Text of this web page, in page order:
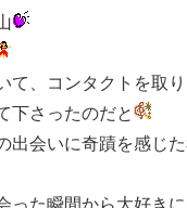
て、コンタクトを取
下さったのだと
出会いに奇蹟を感じ
った瞬間から大好き